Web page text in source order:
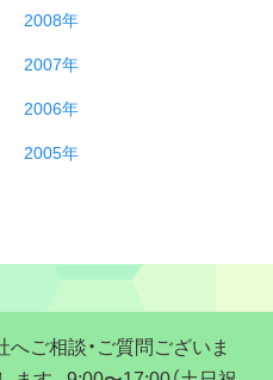
2008年
2007年
2006年
2005年
ご相談・ご質問ございま